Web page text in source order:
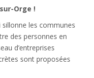
Orge !
sillonne les communes
des personnes en
d’entreprises
sont proposées